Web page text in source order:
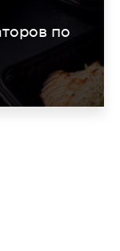
по